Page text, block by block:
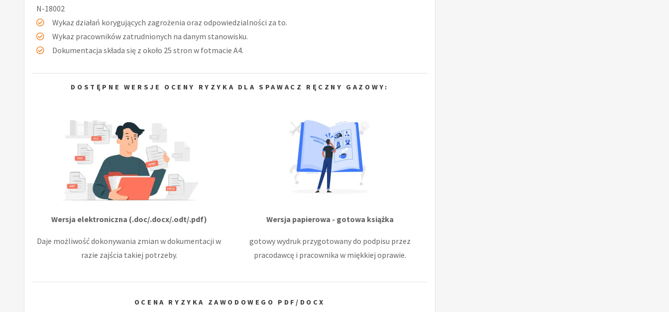
N-18002
Wykaz działań korygujących zagrożenia oraz odpowiedzialności za to.
Wykaz pracowników zatrudnionych na danym stanowisku.
Dokumentacja składa się z około 25 stron w fotmacie A4.
DOSTĘPNE WERSJE OCENY RYZYKA DLA SPAWACZ RĘCZNY GAZOWY:
Wersja elektroniczna (.doc/.docx/.odt/.pdf)
Daje możliwość dokonywania zmian w dokumentacji w
razie zajścia takiej potrzeby.
Wersja papierowa - gotowa książka
gotowy wydruk przygotowany do podpisu przez
pracodawcę i pracownika w miękkiej oprawie.
OCENA RYZYKA ZAWODOWEGO PDF/DOCX